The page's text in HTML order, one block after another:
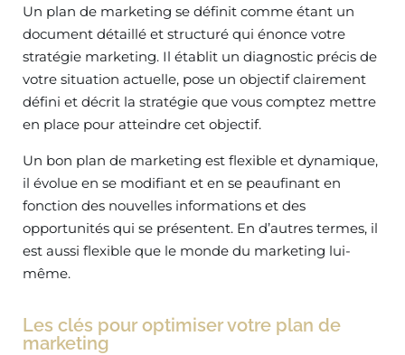
Un plan de marketing se définit comme étant un
document détaillé et structuré qui énonce votre
stratégie marketing. Il établit un diagnostic précis de
votre situation actuelle, pose un objectif clairement
défini et décrit la stratégie que vous comptez mettre
en place pour atteindre cet objectif.
Un bon plan de marketing est flexible et dynamique,
il évolue en se modifiant et en se peaufinant en
fonction des nouvelles informations et des
opportunités qui se présentent. En d’autres termes, il
est aussi flexible que le monde du marketing lui-
même.
Les clés pour optimiser votre plan de
marketing